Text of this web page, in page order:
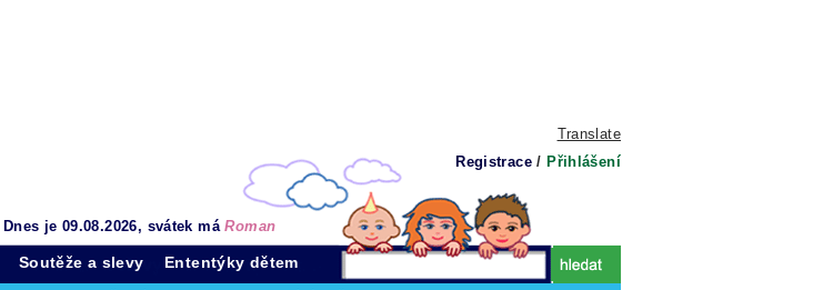
Translate
Registrace / Přihlášení
Dnes je 09.08.2026, svátek máRoman
Soutěže a slevy Ententýky dětem